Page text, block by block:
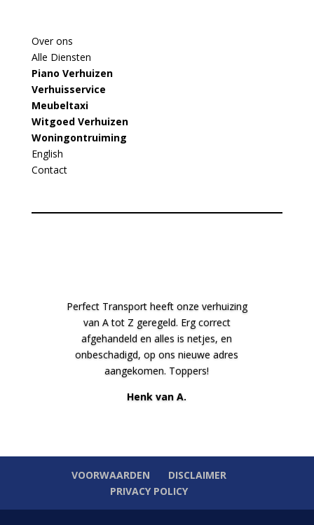
Over ons
Alle Diensten
Piano Verhuizen
Verhuisservice
Meubeltaxi
Witgoed Verhuizen
Woningontruiming
English
Contact
Perfect Transport heeft onze verhuizing
van A tot Z geregeld. Erg correct
afgehandeld en alles is netjes, en
onbeschadigd, op ons nieuwe adres
aangekomen. Toppers!
Henk van A.
VOORWAARDEN
DISCLAIMER
PRIVACY POLICY